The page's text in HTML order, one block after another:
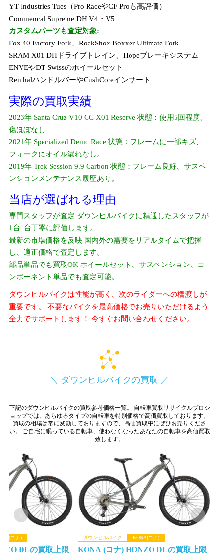
YT Industries Tues（Pro RaceやCF Proも高評価）
Commencal Supreme DH V4・V5
カスタムパーツも査定対象:
Fox 40 Factory Fork、RockShox Boxxer Ultimate Fork
SRAM X01 DHドライブトレイン、Hopeブレーキシステム
ENVEやDT Swissのホイールセット
RenthalハンドルバーやCushCoreインサート
実際の買取実績
2023年 Santa Cruz V10 CC X01 Reserve 状態：使用5回程度、
傷ほぼなし
2021年 Specialized Demo Race 状態：フレームに一部キズ、
フォークにオイル漏れなし。
2019年 Trek Session 9.9 Carbon 状態：フレーム良好、サスペ
ンションメンテナンス履歴あり。
当店が選ばれる理由
専門スタッフが査定 ダウンヒルバイクに精通したスタッフが
1台1台丁寧に評価します。
最新の市場価格を反映 国内外の需要をリアルタイムで把握
し、適正価格で査定します。
部品単品でも買取OK ホイールセット、サスペンション、コ
ンポーネント単品でも査定可能。
ダウンヒルバイクは性能が高く、次のライダーへの橋渡しが
重要です。 不要なバイクを最高価格でお売りいただけるよう
全力でサポートします！ 今すぐお問い合わせください。
＼ ダウンヒルバイクの買取 ／
下記のダウンヒルバイクの買取参考価格一覧。
ョップでは、あらゆるタイプの自転車を特別価格で高価買取しております。
買取の相場は常に変動しておりますので、高価買取中にぜひお売りくださ
い。
致します。
コナ)
DLの買取上限
ダウンヒルバイク KONA(コナ)
KONA (コナ) HONZO DLの買取上限